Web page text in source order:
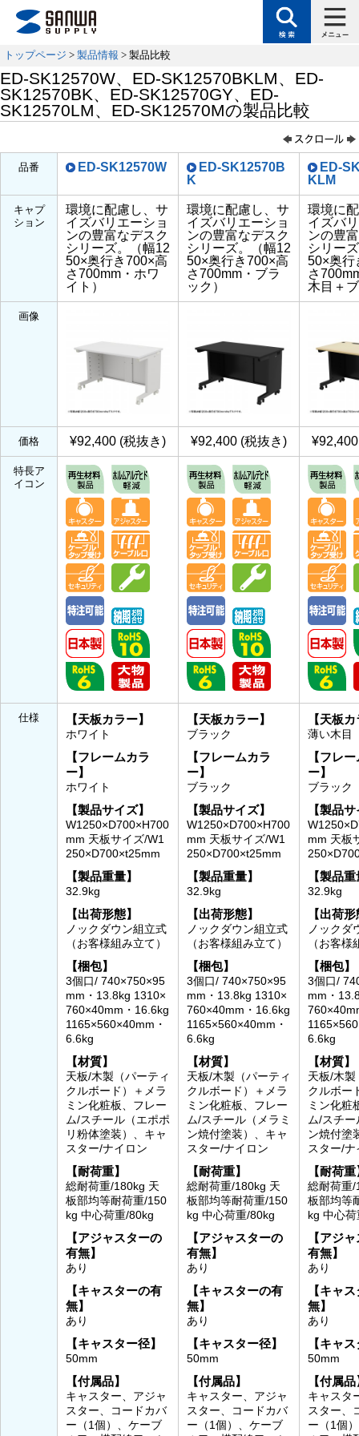
トップページ > 製品情報 > 製品比較
ED-SK12570W、ED-SK12570BKLM、ED-
SK12570BK、ED-SK12570GY、ED-
SK12570LM、ED-SK12570Mの製品比較
品番 ED-SK12570W
ED-SK12570B
K
ED-
KLM
キャプ
ション
環境に配慮し、サ
イズバリエーショ
ンの豊富なデスク
シリーズ。（幅12
50×奥行き700×高
さ700mm・ホワ
イト）
環境に配慮し、サ
イズバリエーショ
ンの豊富なデスク
シリーズ。（幅12
50×奥行き700×高
さ700mm・ブラ
ック）
環境に
イズバ
ンの豊
シリー
50×奥行
さ
木目＋
画像
価格 ¥92,400 (税抜き) ¥92,400 (税抜き)
特長ア
イコン
仕様 【天板カラー】
ホワイト
【フレームカラ
ー】
ホワイト
【製品サイズ】
W1250×D700×H700
mm 天板サイズ/W1
250×D700×t25mm
【製品重量】
32.9kg
【出荷形態】
ノックダウン組立式
（お客様組み立て）
【梱包】
3個口/ 740×750×95
mm・13.8kg 1310×
760×40mm・16.6kg
1165×560×40mm・
6.6kg
【材質】
天板/木製（パーティ
クルボード）＋メラ
ミン化粧板、フレー
ム/スチール（エポポ
リ粉体塗装）、キャ
スター/ナイロン
【耐荷重】
総耐荷重/180kg 天
板部均等耐荷重/150
kg 中心荷重/80kg
【アジャスターの
有無】
あり
【キャスターの有
無】
あり
【キャスター径】
50mm
【付属品】
キャスター、アジャ
スター、コードカバ
ー（1個）、ケーブ
【天板カラー】
ブラック
【フレームカラ
ー】
ブラック
【製品サイズ】
W1250×D700×H700
mm 天板サイズ/W1
250×D700×t25mm
【製品重量】
32.9kg
【出荷形態】
ノックダウン組立式
（お客様組み立て）
【梱包】
3個口/ 740×750×95
mm・13.8kg 1310×
760×40mm・16.6kg
1165×560×40mm・
6.6kg
【材質】
天板/木製（パーティ
クルボード）＋メラ
ミン化粧板、フレー
ム/スチール（メラミ
ン焼付塗装）、キャ
スター/ナイロン
【耐荷重】
総耐荷重/180kg 天
板部均等耐荷重/150
kg 中心荷重/80kg
【アジャスターの
有無】
あり
【キャスターの有
無】
あり
【キャスター径】
50mm
【付属品】
キャスター、アジャ
スター、コードカバ
ー（1個）、ケーブ
【天板
薄い木目
【フレ
ー】
ブラック
【製品
mm 天板
【製品
32.9kg
【出荷
ノックダ
（お客様
【梱包】
3個口/
mm・
6.6kg
【材質】
天板/木
クルボー
ミン化粧
ム/スチ
ン焼付塗
スター/
【耐荷
総耐荷重
板部均等
kg 中心
【アジ
有無】
あり
【キャ
無】
あり
【キャ
50mm
【付属
キャスタ
スター、
ー（1個